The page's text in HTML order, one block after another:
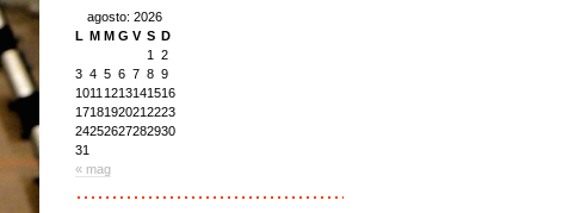
agosto: 2026
L M M G V S D
« mag
1
2
3 4 5 6 7 8 9
1011 1213141516
17181920212223
24252627282930
31